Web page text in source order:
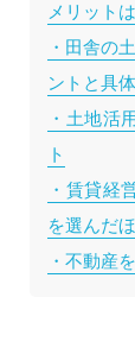
メリット
・田舎の
ントと具
・土地活
ト
・賃貸経
を選んだ
・不動産